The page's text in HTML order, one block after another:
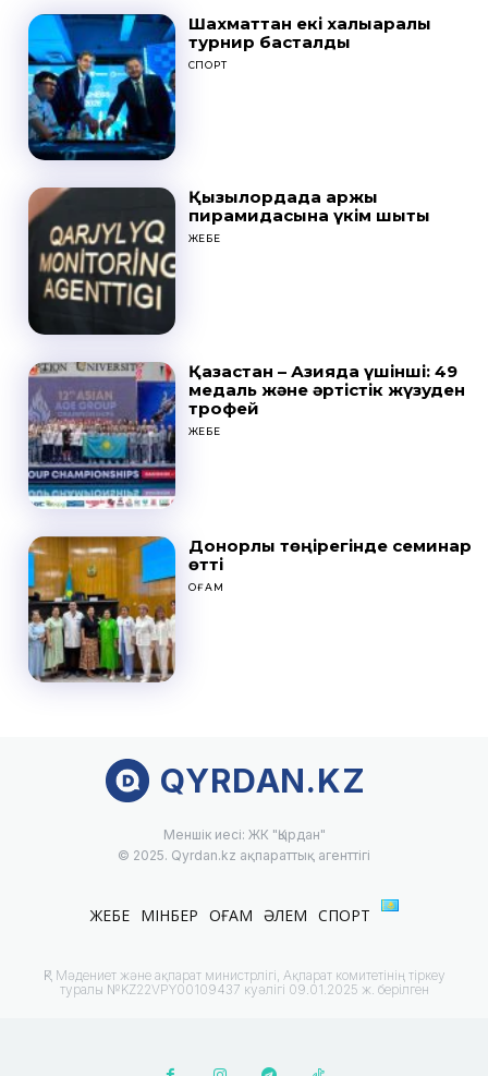
Шахматтан екі халықаралық
турнир басталды
СПОРТ
Қызылордада қаржы
пирамидасына үкім шықты
ЖЕБЕ
Қазақстан – Азияда үшінші: 49
медаль және әртістік жүзуден
трофей
ЖЕБЕ
Донорлық төңірегінде семинар
өтті
ҚОҒАМ
QYRDAN.KZ
Меншік иесі: ЖК "Қырдан"
© 2025. Qyrdan.kz ақпараттық агенттігі
ЖЕБЕ МІНБЕР ҚОҒАМ ӘЛЕМ СПОРТ
ҚР Мәдениет және ақпарат министрлігі, Ақпарат комитетінің тіркеу
туралы №KZ22VPY00109437 куәлігі 09.01.2025 ж. берілген